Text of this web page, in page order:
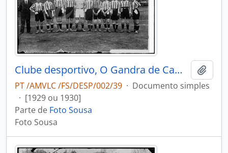
Clube desportivo, O Gandra de Cambra Futebol Clube
PT /AMVLC /FS/DESP/002/39 · Documento simples
· [1929 ou 1930]
Parte de Foto Sousa
Foto Sousa